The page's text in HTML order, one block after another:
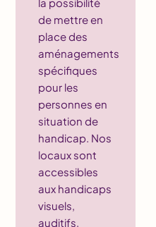
de mettre en
place des
aménagements
spécifiques
pour les
personnes en
situation de
handicap. Nos
locaux sont
accessibles
aux handicaps
visuels,
auditifs,